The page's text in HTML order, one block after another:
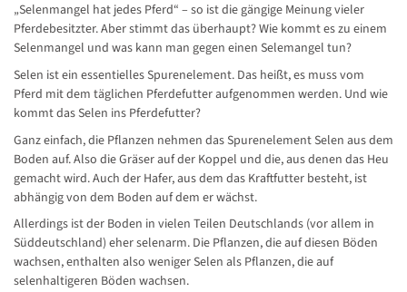
„Selenmangel hat jedes Pferd“ – so ist die gängige Meinung vieler
Pferdebesitzter. Aber stimmt das überhaupt? Wie kommt es zu einem
Selenmangel und was kann man gegen einen Selemangel tun?
Selen ist ein essentielles Spurenelement. Das heißt, es muss vom
Pferd mit dem täglichen Pferdefutter aufgenommen werden. Und wie
kommt das Selen ins Pferdefutter?
Ganz einfach, die Pflanzen nehmen das Spurenelement Selen aus dem
Boden auf. Also die Gräser auf der Koppel und die, aus denen das Heu
gemacht wird. Auch der Hafer, aus dem das Kraftfutter besteht, ist
abhängig von dem Boden auf dem er wächst.
Allerdings ist der Boden in vielen Teilen Deutschlands (vor allem in
Süddeutschland) eher selenarm. Die Pflanzen, die auf diesen Böden
wachsen, enthalten also weniger Selen als Pflanzen, die auf
selenhaltigeren Böden wachsen.